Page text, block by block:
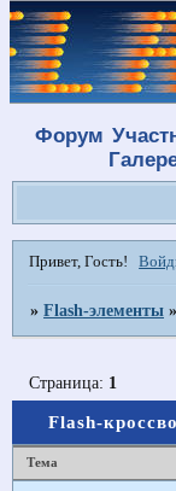
Форум
Привет, Гость!
»Flash-элементы
Flash-
Страница: 1
Тема